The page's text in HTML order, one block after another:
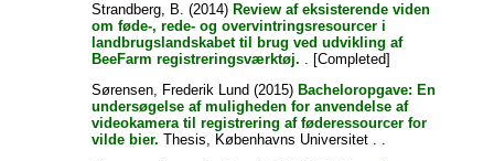
Strandberg, B. (2014) Review af eksisterende viden
om føde-, rede- og overvintringsresourcer i
landbrugslandskabet til brug ved udvikling af
BeeFarm registreringsværktøj. . [Completed]
Sørensen, Frederik Lund (2015) Bacheloropgave: En
undersøgelse af muligheden for anvendelse af
videokamera til registrering af føderessourcer for
vilde bier. Thesis, Københavns Universitet . .